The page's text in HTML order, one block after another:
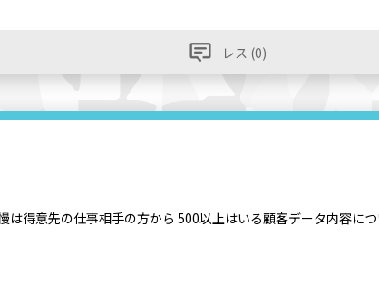
レス (0)
得意先の仕事相手の方から 500以上はいる顧客データ内容に